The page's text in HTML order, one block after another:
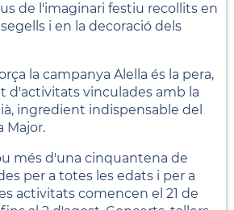
de l'imaginari festiu recollits en
i en la decoració dels
la campanya Alella és la pera,
d'activitats vinculades amb la
ingredient indispensable del
Major.
més d'una cinquantena de
per a totes les edats i per a
activitats comencen el 21 de